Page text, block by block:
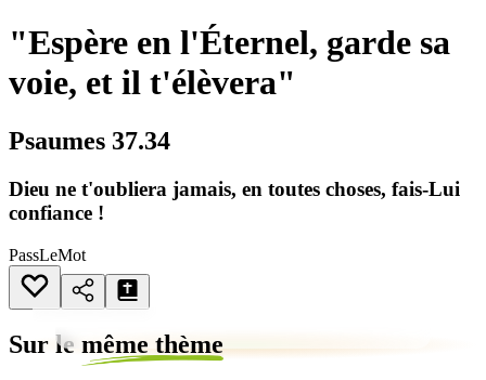
"Espère en l'Éternel, garde sa
voie, et il t'élèvera"
Psaumes 37.34
Dieu ne t'oubliera jamais, en toutes choses, fais-Lui
confiance !
PassLeMot
Sur le même thème